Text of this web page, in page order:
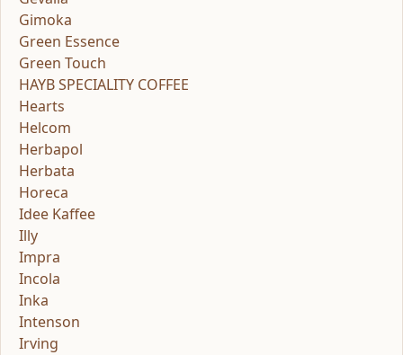
Gimoka
Green Essence
Green Touch
HAYB SPECIALITY COFFEE
Hearts
Helcom
Herbapol
Herbata
Horeca
Idee Kaffee
Illy
Impra
Incola
Inka
Intenson
Irving